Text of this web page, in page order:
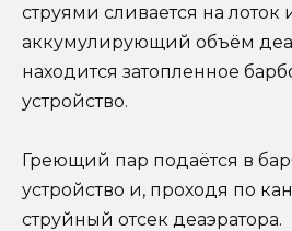
струями сливается на лоток
аккумулирующий объём
находится затопленное
устройство.
Греющий пар подаётся в
устройство и, проходя по
струйный отсек деаэратора.